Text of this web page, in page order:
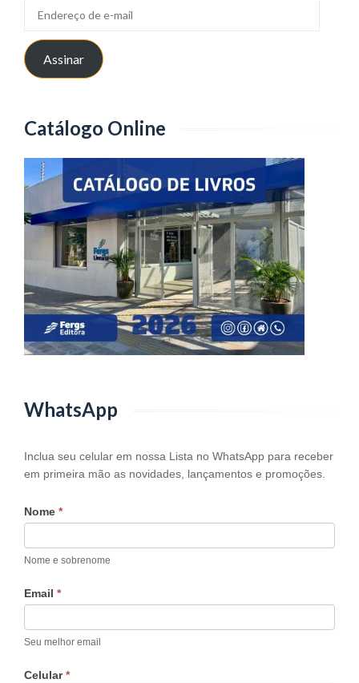
e-
mailAssinar
Catálogo Online
WhatsApp
WhatsApp
Inclua seu celular em nossa Lista no WhatsApp para receber
em primeira mão as novidades, lançamentos e promoções.
Nome *
Nome e sobrenome
Email *
Seu melhor email
Celular*